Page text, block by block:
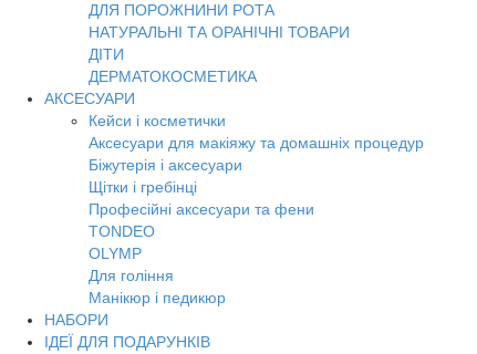
ДЛЯ ПОРОЖНИНИ РОТА
НАТУРАЛЬНІ ТА ОРАНІЧНІ ТОВАРИ
ДІТИ
ДЕРМАТОКОСМЕТИКА
АКСЕСУАРИ
Кейси і косметички
Аксесуари для макіяжу та домашніх процедур
Біжутерія і аксесуари
Щітки і гребінці
Професійні аксесуари та фени
TONDEO
OLYMP
Для гоління
Манікюр і педикюр
НАБОРИ
ІДЕЇ ДЛЯ ПОДАРУНКІВ